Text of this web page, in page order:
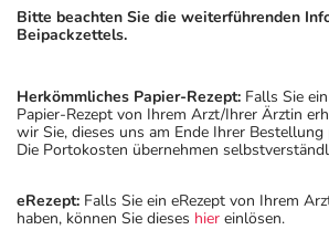
Bitte beachten Sie die weiterführenden
Beipackzettels.
Herkömmliches Papier-Rezept: Falls Sie
Papier-Rezept von Ihrem Arzt/Ihrer Ärztin
wir Sie, dieses uns am Ende Ihrer Bestellung
Die Portokosten übernehmen
eRezept: Falls Sie ein eRezept von Ihrem
haben, können Sie dieses hier einlösen.